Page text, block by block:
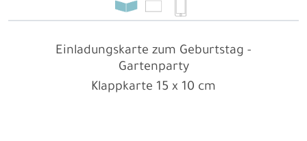
Einladungskarte zum Geburtstag -
Gartenparty
Klappkarte 15 x 10 cm